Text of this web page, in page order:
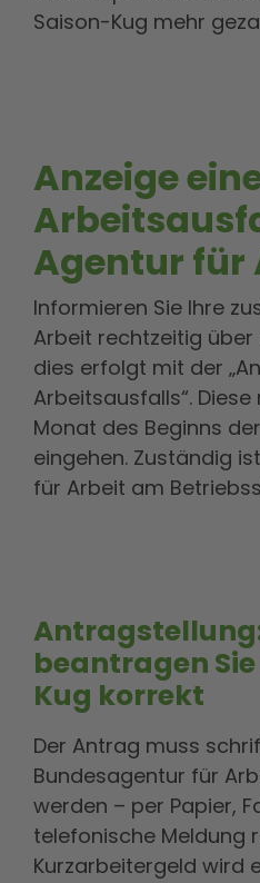
Saison-Kug mehr
Anzeige
Agentur für
Informieren Sie Ihre
Arbeit rechtzeitig
dies erfolgt mit der
Arbeitsausfalls“.
Monat des Beginns
eingehen. Zuständig
für Arbeit am
beantragen
Kug korrekt
Der Antrag muss
Bundesagentur für
werden – per Papier,
telefonische Meldung
Kurzarbeitergeld wird